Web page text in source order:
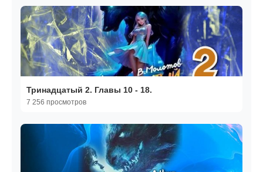
Тринадцатый 2. Главы 10 - 18.
7 256 просмотров